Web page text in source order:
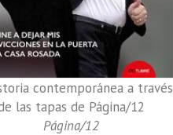
contemporánea a través
las tapas de Página/12
Página/12